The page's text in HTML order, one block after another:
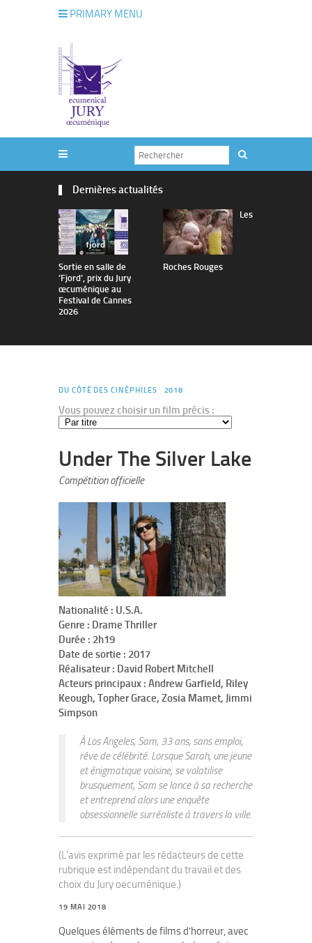
PRIMARY MENU
Dernières actualités
Sortie en salle de
’Fjord’, prix du Jury
œcuménique au
Festival de Cannes
2026
Les
Roches Rouges
DU CÔTÉ DES CINÉPHILES 2018
Vous pouvez choisir un film précis :
Under The Silver Lake
Compétition officielle
Nationalité : U.S.A.
Genre : Drame Thriller
Durée : 2h19
Date de sortie : 2017
Réalisateur : David Robert Mitchell
Acteurs principaux : Andrew Garfield, Riley
Keough, Topher Grace, Zosia Mamet, Jimmi
Simpson
À Los Angeles, Sam, 33 ans, sans emploi,
rêve de célébrité. Lorsque Sarah, une jeune
et énigmatique voisine, se volatilise
brusquement, Sam se lance à sa recherche
et entreprend alors une enquête
obsessionnelle surréaliste à travers la ville.
(L'avis exprimé par les rédacteurs de cette
rubrique est indépendant du travail et des
choix du Jury oecuménique.)
19 MAI 2018
Quelques éléments de films d’horreur, avec